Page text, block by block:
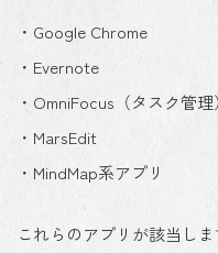
・Google Chrome
・Evernote
・OmniFocus（タスク管理）
・MarsEdit
・MindMap系アプリ
これらのアプリが該当しま